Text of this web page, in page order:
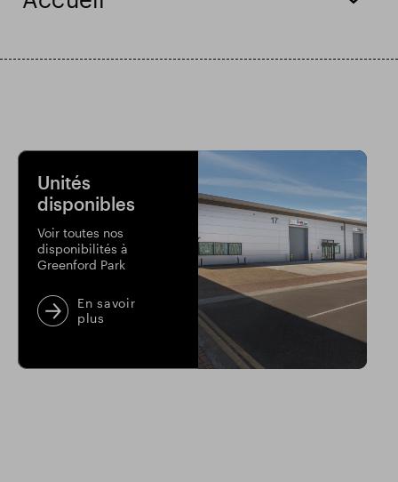
Unités
disponibles
Voir toutes nos
disponibilités à
Greenford Park
En savoir
plus